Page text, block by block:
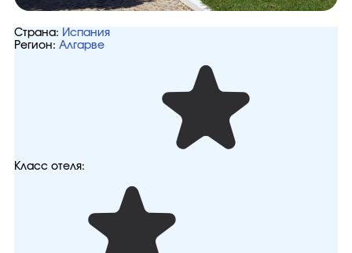
Страна: Испания
Регион: Алгарве
Класс отеля: